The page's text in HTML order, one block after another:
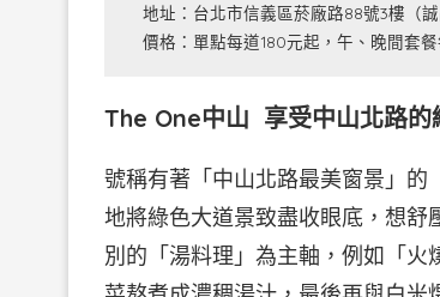
地址：台北市信義區菸廠路88號3樓（誠
價格：單點每道180元起，午、晚間套
The One中山 享受中山北路的
號稱有著「中山北路最美窗景」
地將綠色大道景致盡收眼底，想
別的「湯料理」為主軸，例如「